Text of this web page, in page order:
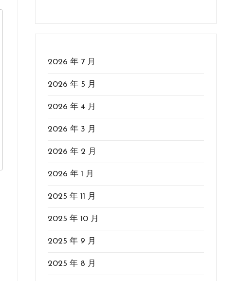
2026 年 7 月
2026 年 5 月
2026 年 4 月
2026 年 3 月
2026 年 2 月
2026 年 1 月
2025 年 11 月
2025 年 10 月
2025 年 9 月
2025 年 8 月